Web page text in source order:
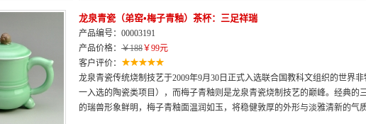
龙泉青瓷（弟窑•梅子青釉）茶杯：三足祥瑞
产品编号：00003191
产品价格： ￥188￥99元
客户评价：
龙泉青瓷传统烧制技艺于2009年9月30日正式入选联合国教科文组织的世界
一入选的陶瓷类项目），而梅子青釉则是龙泉青瓷烧制技艺的巅峰。经典的
的瑞兽形象鲜明，梅子青釉面温润如玉，将稳健敦厚的外形与淡雅清新的气